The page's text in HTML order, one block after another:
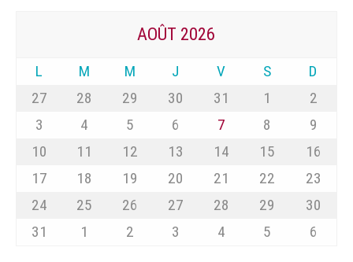
AOÛT 2026
L M M J V S
D
27
28 29 30 31 1
2
3
4 5 6 7 8
9
10
11 12 13 14 15
16
17
18 19 20 21 22
23
24
25 26 27 28 29
30
31
1 2 3 4 5 6